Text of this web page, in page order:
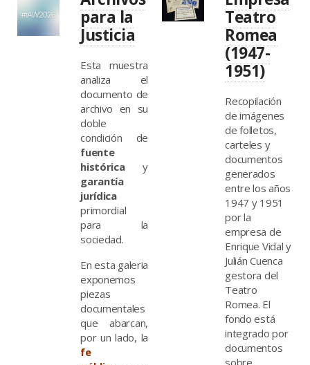
para la
Justicia
Esta muestra
analiza el
documento de
archivo en su
doble
condición de
fuente
históricay
garantía
jurídica
primordial
para la
sociedad.
En esta galeria
exponemos
piezas
documentales
que abarcan,
por un lado, la
fe
Teatro
Romea
(1947-
1951)
Recopilación
de imágenes
de folletos,
carteles y
documentos
generados
entre los años
1947 y 1951
por la
empresa de
Enrique Vidal y
Julián Cuenca
gestora del
Teatro
Romea. El
fondo está
integrado por
documentos
sobre